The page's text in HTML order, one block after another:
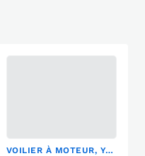
VOILIER À MOTEUR, YACHT HAUTURIER, YACHT À VOILE